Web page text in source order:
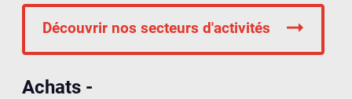
Découvrir nos secteurs d'activités
Achats -